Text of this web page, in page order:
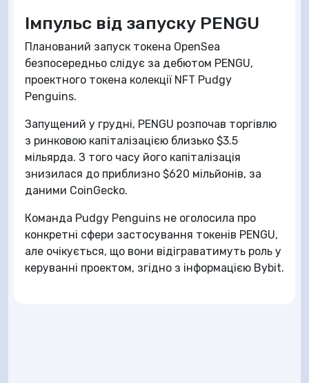
Імпульс від запуску PENGU
Планований запуск токена OpenSea
безпосередньо слідує за дебютом PENGU,
проектного токена колекції NFT Pudgy
Penguins.
Запущений у грудні, PENGU розпочав торгівлю
з ринковою капіталізацією близько $3.5
мільярда. З того часу його капіталізація
знизилася до приблизно $620 мільйонів, за
даними CoinGecko.
Команда Pudgy Penguins не оголосила про
конкретні сфери застосування токенів PENGU,
але очікується, що вони відіграватимуть роль у
керуванні проектом, згідно з інформацією Bybit.